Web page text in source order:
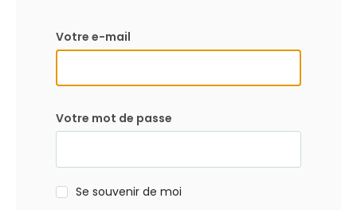
Votre e-mail
Votre mot de passe
Se souvenir de moi